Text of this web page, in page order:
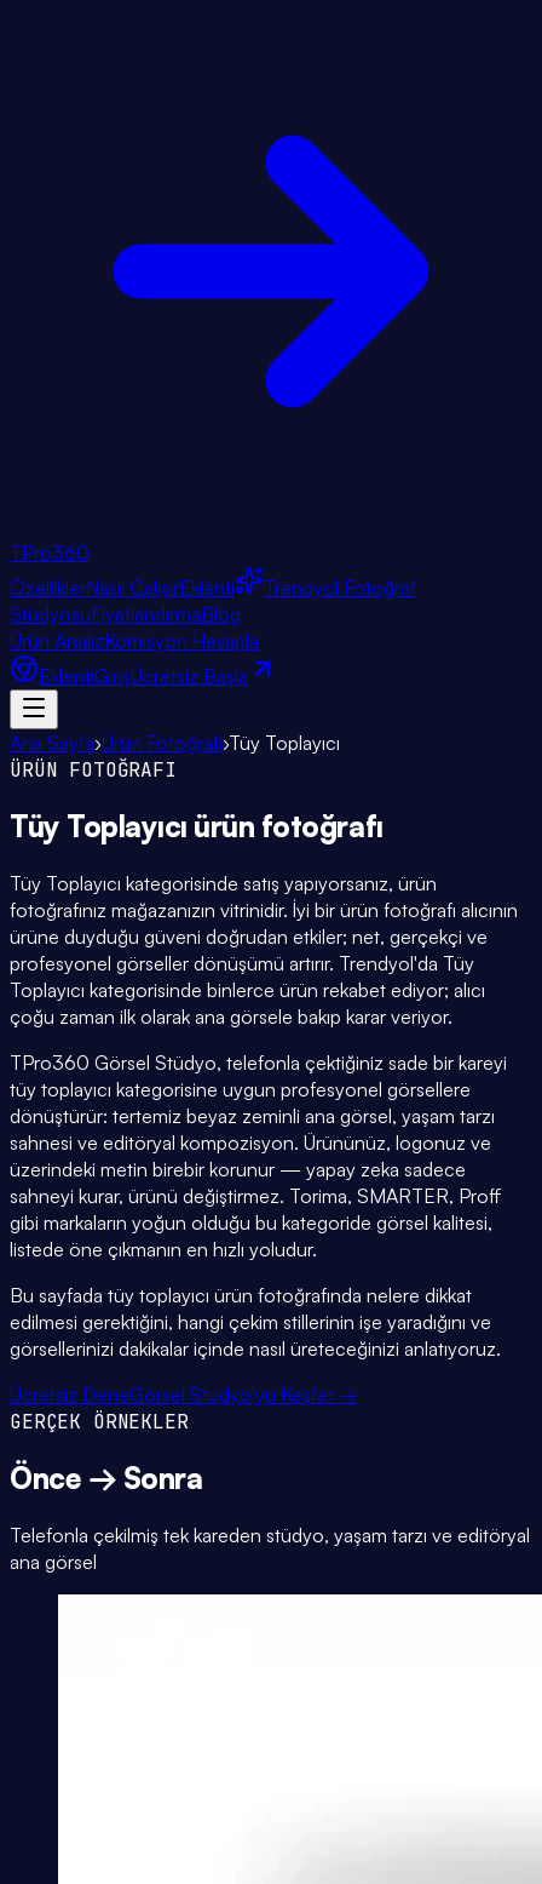
TPro360
ÖzelliklerNasıl ÇalışırEklenti
Trendyol Fotoğraf
StüdyosuFiyatlandırmaBlog
Ürün AnalizKomisyon Hesapla
EklentiGirişÜcretsiz Başla
Ana Sayfa›Ürün Fotoğrafı›Tüy Toplayıcı
ÜRÜN FOTOĞRAFI
Tüy Toplayıcı ürün fotoğrafı
Tüy Toplayıcı kategorisinde satış yapıyorsanız, ürün
fotoğrafınız mağazanızın vitrinidir. İyi bir ürün fotoğrafı alıcının
ürüne duyduğu güveni doğrudan etkiler; net, gerçekçi ve
profesyonel görseller dönüşümü artırır. Trendyol'da Tüy
Toplayıcı kategorisinde binlerce ürün rekabet ediyor; alıcı
çoğu zaman ilk olarak ana görsele bakıp karar veriyor.
TPro360 Görsel Stüdyo, telefonla çektiğiniz sade bir kareyi
tüy toplayıcı kategorisine uygun profesyonel görsellere
dönüştürür: tertemiz beyaz zeminli ana görsel, yaşam tarzı
sahnesi ve editöryal kompozisyon. Ürününüz, logonuz ve
üzerindeki metin birebir korunur — yapay zeka sadece
sahneyi kurar, ürünü değiştirmez. Torima, SMARTER, Proff
gibi markaların yoğun olduğu bu kategoride görsel kalitesi,
listede öne çıkmanın en hızlı yoludur.
Bu sayfada tüy toplayıcı ürün fotoğrafında nelere dikkat
edilmesi gerektiğini, hangi çekim stillerinin işe yaradığını ve
görsellerinizi dakikalar içinde nasıl üreteceğinizi anlatıyoruz.
Ücretsiz DeneGörsel Stüdyo'yu Keşfet →
GERÇEK ÖRNEKLER
Önce → Sonra
Telefonla çekilmiş tek kareden stüdyo, yaşam tarzı ve editöryal
ana görsel